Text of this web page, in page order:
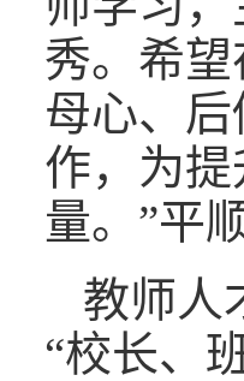
秀。希
母心、
作，为
量。”平
教师人
“校长、